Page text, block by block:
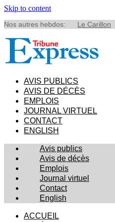
Skip to content
Nos autres hebdos: Le Carillon
AVIS PUBLICS
AVIS DE DÉCÈS
EMPLOIS
JOURNAL VIRTUEL
CONTACT
ENGLISH
Avis publics
Avis de décès
Emplois
Journal virtuel
Contact
English
ACCUEIL